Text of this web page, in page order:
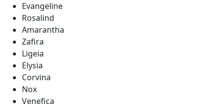
Evangeline
Rosalind
Amarantha
Zafira
Ligeia
Elysia
Corvina
Nox
Venefica